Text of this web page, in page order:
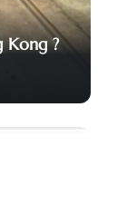
Kong ?